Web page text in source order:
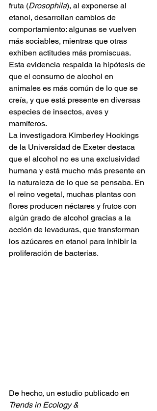
fruta (Drosophila), al exponerse al
etanol, desarrollan cambios de
comportamiento: algunas se vuelven
más sociables, mientras que otras
exhiben actitudes más promiscuas.
Esta evidencia respalda la hipótesis de
que el consumo de alcohol en
animales es más común de lo que se
creía, y que está presente en diversas
especies de insectos, aves y
mamíferos.
La investigadora Kimberley Hockings
de la Universidad de Exeter destaca
que el alcohol no es una exclusividad
humana y está mucho más presente en
la naturaleza de lo que se pensaba. En
el reino vegetal, muchas plantas con
flores producen néctares y frutos con
algún grado de alcohol gracias a la
acción de levaduras, que transforman
los azúcares en etanol para inhibir la
proliferación de bacterias.
De hecho, un estudio publicado en
Trends in Ecology &